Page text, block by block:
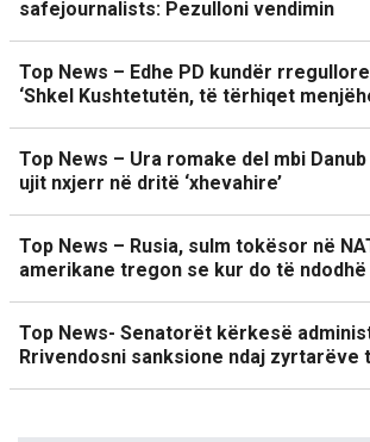
safejournalists: Pezulloni vendimin
Top News – Edhe PD kundër
‘Shkel Kushtetutën, të tërhiqet
Top News – Ura romake del mbi
ujit nxjerr në dritë ‘xhevahire’
Top News – Rusia, sulm tokësor në
amerikane tregon se kur do të ndodhë
Top News- Senatorët kërkesë
Rrivendosni sanksione ndaj zyrtarëve